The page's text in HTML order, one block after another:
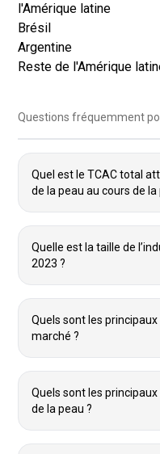
l'Amérique latine
Brésil
Argentine
Reste de l'Amérique
Questions fréquemment
Quel est le TCAC total
de la peau au cours de
Quelle est la taille de
2023 ?
Quels sont les
marché ?
Quels sont les
de la peau ?